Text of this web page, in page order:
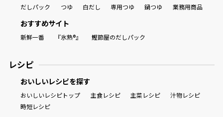
だしパック
つゆ 白だし 専用つゆ 鍋つゆ 業務用商品
おすすめサイト
新鮮一番 『氷熟®』 鰹節屋のだしパック
レシピ
おいしいレシピを探す
おいしいレシピトップ 主食レシピ 主菜レシピ
汁物レシピ
時短レシピ